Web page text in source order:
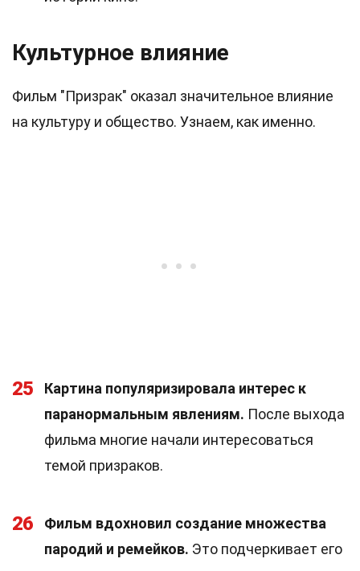
Культурное влияние
Фильм "Призрак" оказал значительное влияние
на культуру и общество. Узнаем, как именно.
25
Картина популяризировала интерес к
паранормальным явлениям. После выхода
фильма многие начали интересоваться
темой призраков.
26
Фильм вдохновил создание множества
пародий и ремейков. Это подчеркивает его